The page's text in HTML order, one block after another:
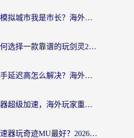
意大利怎么玩模拟城市我是市长？海外党国服游戏加速终极攻略（附三国3量子特攻解决办法）
人在海外，如何选择一款靠谱的玩剑灵2加速器？
国外玩灌篮高手延迟高怎么解决？海外玩家国服游戏加速终极指南
非人学园加速器超级加速，海外玩家重返国服的通行证
国外用什么加速器玩奇迹MU最好？2026海外玩家国服游戏加速全攻略